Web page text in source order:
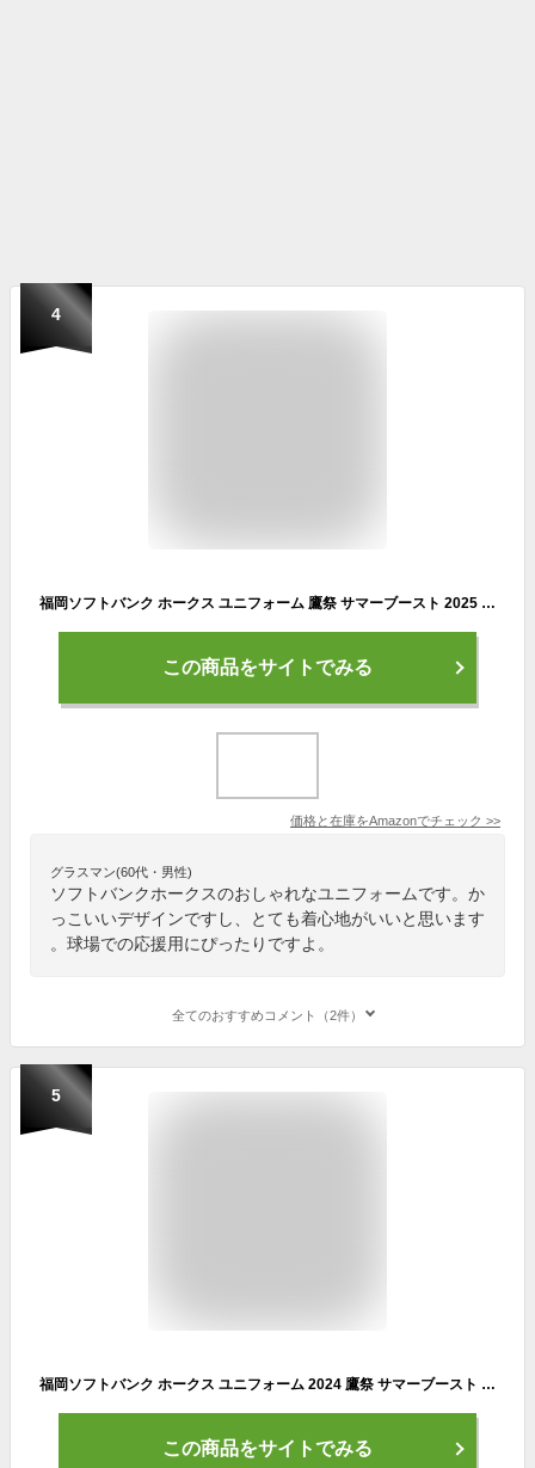
4
福岡ソフトバンク ホークス ユニフォーム 鷹祭 サマーブースト 2025 カチドキレッド HAWKS SUMMER BOOST ユニホーム (L サイズ)
この商品をサイトでみる
価格と在庫をAmazonでチェック >>
グラスマン(60代・男性)
ソフトバンクホークスのおしゃれなユニフォームです。か
っこいいデザインですし、とても着心地がいいと思います
。球場での応援用にぴったりですよ。
全てのおすすめコメント（2件）
5
福岡ソフトバンク ホークス ユニフォーム 2024 鷹祭 サマーブースト 最新 レボリューション イエロー HAWKS 鷹の祭典 Majestic ユニホーム (L)
この商品をサイトでみる